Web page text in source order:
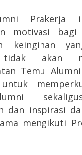
Prakerja
motivasi
keinginan
akan
Temu
dan inspirasi
mengikuti